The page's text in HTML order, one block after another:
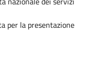
per la presentazione